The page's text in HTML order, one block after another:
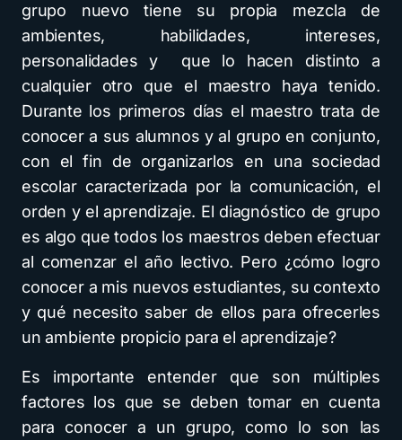
grupo nuevo tiene su propia mezcla de
ambientes, habilidades, intereses,
personalidades y que lo hacen distinto a
cualquier otro que el maestro haya tenido.
Durante los primeros días el maestro trata de
conocer a sus alumnos y al grupo en conjunto,
con el fin de organizarlos en una sociedad
escolar caracterizada por la comunicación, el
orden y el aprendizaje. El diagnóstico de grupo
es algo que todos los maestros deben efectuar
al comenzar el año lectivo. Pero ¿cómo logro
conocer a mis nuevos estudiantes, su contexto
y qué necesito saber de ellos para ofrecerles
un ambiente propicio para el aprendizaje?
Es importante entender que son múltiples
factores los que se deben tomar en cuenta
para conocer a un grupo, como lo son las